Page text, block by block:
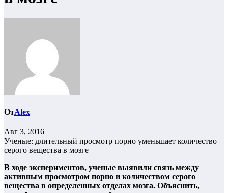
ОтAlex
Авг 3, 2016
Ученые: длительный просмотр порно уменьшает количество
серого вещества в мозге
В ходе экспериментов, ученые выявили связь между
активным просмотром порно и количеством серого
вещества в определенных отделах мозга. Объяснить,